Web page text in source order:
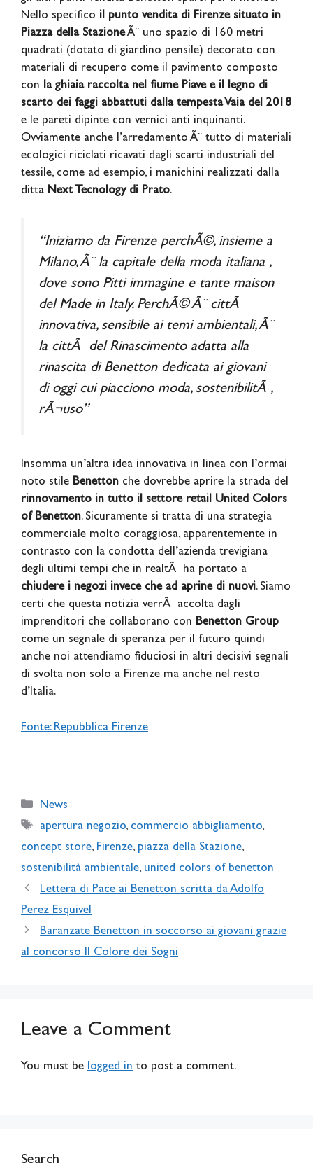
Nello specifico il punto vendita di Firenze situato in
Piazza della StazioneÃ¨ uno spazio di 160 metri
quadrati (dotato di giardino pensile) decorato con
materiali di recupero come il pavimento composto
con la ghiaia raccolta nel fiume Piave e il legno di
scarto dei faggi abbattuti dalla tempesta Vaia del 2018
e le pareti dipinte con vernici anti inquinanti.
Ovviamente anche l’arredamento Ã¨ tutto di materiali
ecologici riciclati ricavati dagli scarti industriali del
tessile, come ad esempio, i manichini realizzati dalla
ditta Next Tecnology di Prato.
“Iniziamo da Firenze perchÃ©, insieme a
Milano, Ã¨ la capitale della moda italiana ,
dove sono Pitti immagine e tante maison
del Made in Italy. PerchÃ© Ã¨ cittÃ
innovativa, sensibile ai temi ambientali, Ã¨
la cittÃ del Rinascimento adatta alla
rinascita di Benetton dedicata ai giovani
di oggi cui piacciono moda, sostenibilitÃ ,
rÃ¬uso”
Insomma un’altra idea innovativa in linea con l’ormai
noto stile Benetton che dovrebbe aprire la strada del
rinnovamento in tutto il settore retail United Colors
of Benetton. Sicuramente si tratta di una strategia
commerciale molto coraggiosa, apparentemente in
contrasto con la condotta dell’azienda trevigiana
degli ultimi tempi che in realtÃ ha portato a
chiudere i negozi invece che ad aprine di nuovi. Siamo
certi che questa notizia verrÃ accolta dagli
imprenditori che collaborano con Benetton Group
come un segnale di speranza per il futuro quindi
anche noi attendiamo fiduciosi in altri decisivi segnali
di svolta non solo a Firenze ma anche nel resto
d’Italia.
Fonte: Repubblica Firenze
Categories
News
Tags
apertura negozio, commercio abbigliamento,
concept store, Firenze, piazza della Stazione,
sostenibilità ambientale, united colors of benetton
Lettera di Pace ai Benetton scritta da Adolfo
Perez Esquivel
Baranzate Benetton in soccorso ai giovani grazie
al concorso Il Colore dei Sogni
Leave a Comment
You must be logged in to post a comment.
Search